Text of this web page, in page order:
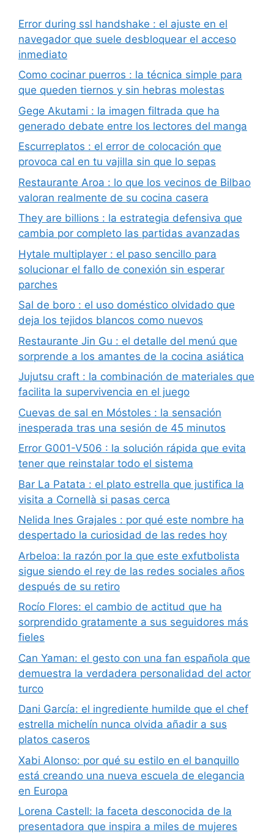
Error during ssl handshake : el ajuste en el
navegador que suele desbloquear el acceso
inmediato
Como cocinar puerros : la técnica simple para
que queden tiernos y sin hebras molestas
Gege Akutami : la imagen filtrada que ha
generado debate entre los lectores del manga
Escurreplatos : el error de colocación que
provoca cal en tu vajilla sin que lo sepas
Restaurante Aroa : lo que los vecinos de Bilbao
valoran realmente de su cocina casera
They are billions : la estrategia defensiva que
cambia por completo las partidas avanzadas
Hytale multiplayer : el paso sencillo para
solucionar el fallo de conexión sin esperar
parches
Sal de boro : el uso doméstico olvidado que
deja los tejidos blancos como nuevos
Restaurante Jin Gu : el detalle del menú que
sorprende a los amantes de la cocina asiática
Jujutsu craft : la combinación de materiales que
facilita la supervivencia en el juego
Cuevas de sal en Móstoles : la sensación
inesperada tras una sesión de 45 minutos
Error G001-V506 : la solución rápida que evita
tener que reinstalar todo el sistema
Bar La Patata : el plato estrella que justifica la
visita a Cornellà si pasas cerca
Nelida Ines Grajales : por qué este nombre ha
despertado la curiosidad de las redes hoy
Arbeloa: la razón por la que este exfutbolista
sigue siendo el rey de las redes sociales años
después de su retiro
Rocío Flores: el cambio de actitud que ha
sorprendido gratamente a sus seguidores más
fieles
Can Yaman: el gesto con una fan española que
demuestra la verdadera personalidad del actor
turco
Dani García: el ingrediente humilde que el chef
estrella michelín nunca olvida añadir a sus
platos caseros
Xabi Alonso: por qué su estilo en el banquillo
está creando una nueva escuela de elegancia
en Europa
Lorena Castell: la faceta desconocida de la
presentadora que inspira a miles de mujeres